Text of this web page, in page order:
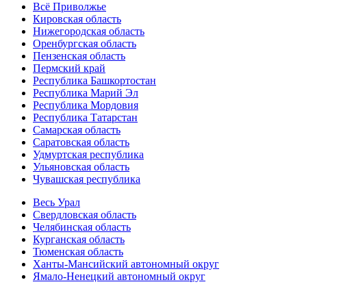
Всё Приволжье
Кировская область
Нижегородская область
Оренбургская область
Пензенская область
Пермский край
Республика Башкортостан
Республика Марий Эл
Республика Мордовия
Республика Татарстан
Самарская область
Саратовская область
Удмуртская республика
Ульяновская область
Чувашская республика
Весь Урал
Свердловская область
Челябинская область
Курганская область
Тюменская область
Ханты-Мансийский автономный округ
Ямало-Ненецкий автономный округ